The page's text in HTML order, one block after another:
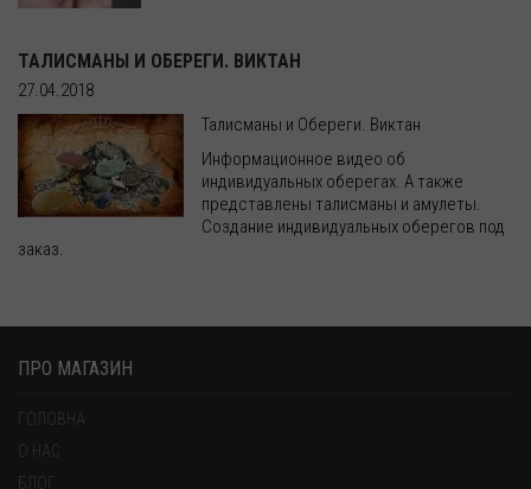
ТАЛИСМАНЫ И ОБЕРЕГИ. ВИКТАН
27.04.2018
Талисманы и Обереги. Виктан
Информационное видео об
индивидуальных оберегах. А также
представлены талисманы и амулеты.
Создание индивидуальных оберегов под
заказ.
ПРО МАГАЗИН
ГОЛОВНА
О НАС